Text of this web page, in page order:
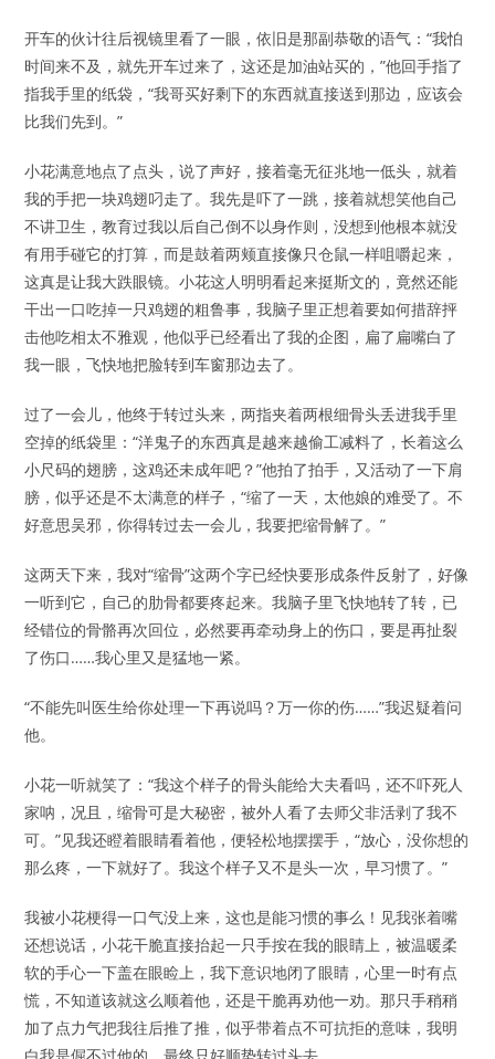
开车的伙计往后视镜里看了一眼，依旧是那副恭敬的语气：“我怕
时间来不及，就先开车过来了，这还是加油站买的，”他回手指了
指我手里的纸袋，“我哥买好剩下的东西就直接送到那边，应该会
比我们先到。”
小花满意地点了点头，说了声好，接着毫无征兆地一低头，就着
我的手把一块鸡翅叼走了。我先是吓了一跳，接着就想笑他自己
不讲卫生，教育过我以后自己倒不以身作则，没想到他根本就没
有用手碰它的打算，而是鼓着两颊直接像只仓鼠一样咀嚼起来，
这真是让我大跌眼镜。小花这人明明看起来挺斯文的，竟然还能
干出一口吃掉一只鸡翅的粗鲁事，我脑子里正想着要如何措辞抨
击他吃相太不雅观，他似乎已经看出了我的企图，扁了扁嘴白了
我一眼，飞快地把脸转到车窗那边去了。
过了一会儿，他终于转过头来，两指夹着两根细骨头丢进我手里
空掉的纸袋里：“洋鬼子的东西真是越来越偷工减料了，长着这么
小尺码的翅膀，这鸡还未成年吧？”他拍了拍手，又活动了一下肩
膀，似乎还是不太满意的样子，“缩了一天，太他娘的难受了。不
好意思吴邪，你得转过去一会儿，我要把缩骨解了。”
这两天下来，我对“缩骨”这两个字已经快要形成条件反射了，好像
一听到它，自己的肋骨都要疼起来。我脑子里飞快地转了转，已
经错位的骨骼再次回位，必然要再牵动身上的伤口，要是再扯裂
了伤口……我心里又是猛地一紧。
“不能先叫医生给你处理一下再说吗？万一你的伤……”我迟疑着问
他。
小花一听就笑了：“我这个样子的骨头能给大夫看吗，还不吓死人
家呐，况且，缩骨可是大秘密，被外人看了去师父非活剥了我不
可。”见我还瞪着眼睛看着他，便轻松地摆摆手，“放心，没你想的
那么疼，一下就好了。我这个样子又不是头一次，早习惯了。”
我被小花梗得一口气没上来，这也是能习惯的事么！见我张着嘴
还想说话，小花干脆直接抬起一只手按在我的眼睛上，被温暖柔
软的手心一下盖在眼睑上，我下意识地闭了眼睛，心里一时有点
慌，不知道该就这么顺着他，还是干脆再劝他一劝。那只手稍稍
加了点力气把我往后推了推，似乎带着点不可抗拒的意味，我明